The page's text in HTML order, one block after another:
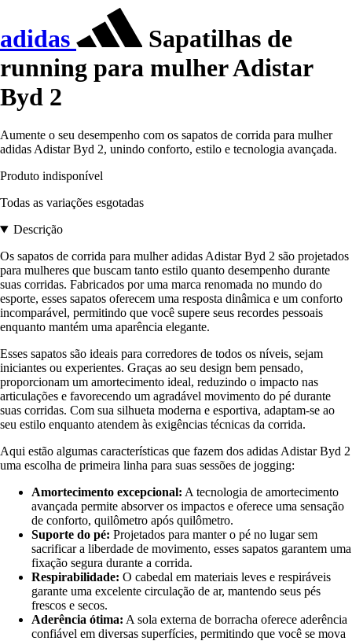
adidas
Sapatilhas de
running para mulher Adistar
Byd 2
Aumente o seu desempenho com os sapatos de corrida para mulher
adidas Adistar Byd 2, unindo conforto, estilo e tecnologia avançada.
Produto indisponível
Todas as variações esgotadas
Descrição
Os sapatos de corrida para mulher adidas Adistar Byd 2 são projetados
para mulheres que buscam tanto estilo quanto desempenho durante
suas corridas. Fabricados por uma marca renomada no mundo do
esporte, esses sapatos oferecem uma resposta dinâmica e um conforto
incomparável, permitindo que você supere seus recordes pessoais
enquanto mantém uma aparência elegante.
Esses sapatos são ideais para corredores de todos os níveis, sejam
iniciantes ou experientes. Graças ao seu design bem pensado,
proporcionam um amortecimento ideal, reduzindo o impacto nas
articulações e favorecendo um agradável movimento do pé durante
suas corridas. Com sua silhueta moderna e esportiva, adaptam-se ao
seu estilo enquanto atendem às exigências técnicas da corrida.
Aqui estão algumas características que fazem dos adidas Adistar Byd 2
uma escolha de primeira linha para suas sessões de jogging:
Amortecimento excepcional: A tecnologia de amortecimento
avançada permite absorver os impactos e oferece uma sensação
de conforto, quilômetro após quilômetro.
Suporte do pé: Projetados para manter o pé no lugar sem
sacrificar a liberdade de movimento, esses sapatos garantem uma
fixação segura durante a corrida.
Respirabilidade: O cabedal em materiais leves e respiráveis
garante uma excelente circulação de ar, mantendo seus pés
frescos e secos.
Aderência ótima: A sola externa de borracha oferece aderência
confiável em diversas superfícies, permitindo que você se mova